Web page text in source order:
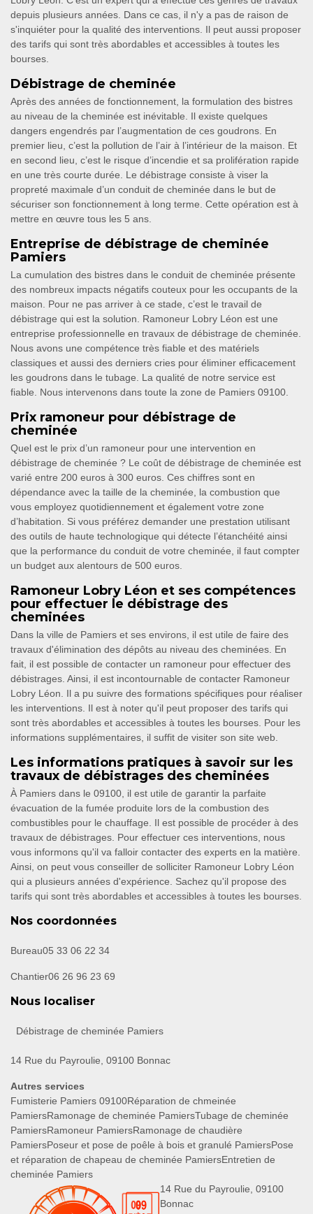
depuis plusieurs années. Dans ce cas, il n'y a pas de raison de
s'inquiéter pour la qualité des interventions. Il peut aussi proposer
des tarifs qui sont très abordables et accessibles à toutes les
bourses.
Débistrage de cheminée
Après des années de fonctionnement, la formulation des bistres
au niveau de la cheminée est inévitable. Il existe quelques
dangers engendrés par l’augmentation de ces goudrons. En
premier lieu, c’est la pollution de l’air à l’intérieur de la maison. Et
en second lieu, c’est le risque d’incendie et sa prolifération rapide
en une très courte durée. Le débistrage consiste à viser la
propreté maximale d’un conduit de cheminée dans le but de
sécuriser son fonctionnement à long terme. Cette opération est à
mettre en œuvre tous les 5 ans.
Entreprise de débistrage de cheminée
Pamiers
La cumulation des bistres dans le conduit de cheminée présente
des nombreux impacts négatifs couteux pour les occupants de la
maison. Pour ne pas arriver à ce stade, c’est le travail de
débistrage qui est la solution. Ramoneur Lobry Léon est une
entreprise professionnelle en travaux de débistrage de cheminée.
Nous avons une compétence très fiable et des matériels
classiques et aussi des derniers cries pour éliminer efficacement
les goudrons dans le tubage. La qualité de notre service est
fiable. Nous intervenons dans toute la zone de Pamiers 09100.
Prix ramoneur pour débistrage de
cheminée
Quel est le prix d’un ramoneur pour une intervention en
débistrage de cheminée ? Le coût de débistrage de cheminée est
varié entre 200 euros à 300 euros. Ces chiffres sont en
dépendance avec la taille de la cheminée, la combustion que
vous employez quotidiennement et également votre zone
d’habitation. Si vous préférez demander une prestation utilisant
des outils de haute technologique qui détecte l’étanchéité ainsi
que la performance du conduit de votre cheminée, il faut compter
un budget aux alentours de 500 euros.
Ramoneur Lobry Léon et ses compétences
pour effectuer le débistrage des
cheminées
Dans la ville de Pamiers et ses environs, il est utile de faire des
travaux d'élimination des dépôts au niveau des cheminées. En
fait, il est possible de contacter un ramoneur pour effectuer des
débistrages. Ainsi, il est incontournable de contacter Ramoneur
Lobry Léon. Il a pu suivre des formations spécifiques pour réaliser
les interventions. Il est à noter qu'il peut proposer des tarifs qui
sont très abordables et accessibles à toutes les bourses. Pour les
informations supplémentaires, il suffit de visiter son site web.
Les informations pratiques à savoir sur les
travaux de débistrages des cheminées
À Pamiers dans le 09100, il est utile de garantir la parfaite
évacuation de la fumée produite lors de la combustion des
combustibles pour le chauffage. Il est possible de procéder à des
travaux de débistrages. Pour effectuer ces interventions, nous
vous informons qu'il va falloir contacter des experts en la matière.
Ainsi, on peut vous conseiller de solliciter Ramoneur Lobry Léon
qui a plusieurs années d'expérience. Sachez qu'il propose des
tarifs qui sont très abordables et accessibles à toutes les bourses.
Nos coordonnées
Bureau05 33 06 22 34
Chantier06 26 96 23 69
Nous localiser
Débistrage de cheminée Pamiers
14 Rue du Payroulie, 09100 Bonnac
Autres services
Fumisterie Pamiers 09100Réparation de chmeinée
PamiersRamonage de cheminée PamiersTubage de cheminée
PamiersRamoneur PamiersRamonage de chaudière
PamiersPoseur et pose de poêle à bois et granulé PamiersPose
et réparation de chapeau de cheminée PamiersEntretien de
cheminée Pamiers
14 Rue du Payroulie, 09100
Bonnac